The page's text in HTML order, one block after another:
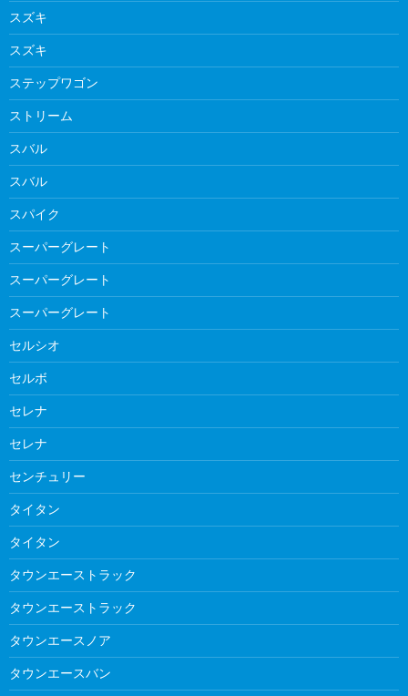
スズキ
スズキ
ステップワゴン
ストリーム
スバル
スバル
スパイク
スーパーグレート
スーパーグレート
スーパーグレート
セルシオ
セルボ
セレナ
セレナ
センチュリー
タイタン
タイタン
タウンエーストラック
タウンエーストラック
タウンエースノア
タウンエースバン